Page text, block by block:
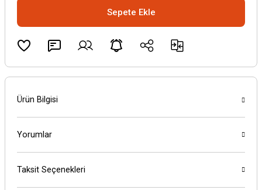
Sepete Ekle
Ürün Bilgisi
Yorumlar
Taksit Seçenekleri